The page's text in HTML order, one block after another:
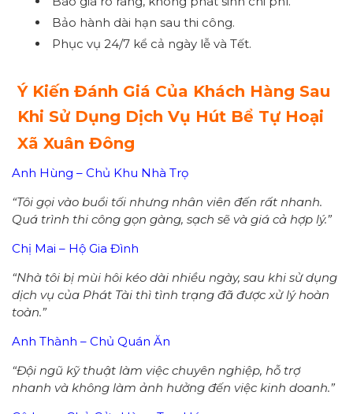
Bảo hành dài hạn sau thi công.
Phục vụ 24/7 kể cả ngày lễ và Tết.
Ý Kiến Đánh Giá Của Khách Hàng Sau
Khi Sử Dụng Dịch Vụ Hút Bể Tự Hoại
Xã Xuân Đông
Anh Hùng – Chủ Khu Nhà Trọ
“Tôi gọi vào buổi tối nhưng nhân viên đến rất nhanh.
Quá trình thi công gọn gàng, sạch sẽ và giá cả hợp lý.”
Chị Mai – Hộ Gia Đình
“Nhà tôi bị mùi hôi kéo dài nhiều ngày, sau khi sử dụng
dịch vụ của Phát Tài thì tình trạng đã được xử lý hoàn
toàn.”
Anh Thành – Chủ Quán Ăn
“Đội ngũ kỹ thuật làm việc chuyên nghiệp, hỗ trợ
nhanh và không làm ảnh hưởng đến việc kinh doanh.”